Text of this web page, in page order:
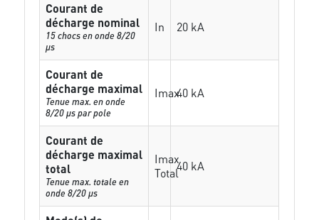
Courant de
décharge nominal
15 chocs en onde 8/20
µs
In 20 kA
Courant de
décharge maximal
Tenue max. en onde
8/20 µs par pole
Imax40 kA
Courant de
décharge maximal
total
Tenue max. totale en
onde 8/20 µs
Imax
Total40 kA